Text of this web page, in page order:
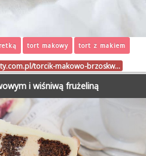
tort makowy tort z makiem
torcik-makowo-brzoskw…
i wiśniwą frużeliną